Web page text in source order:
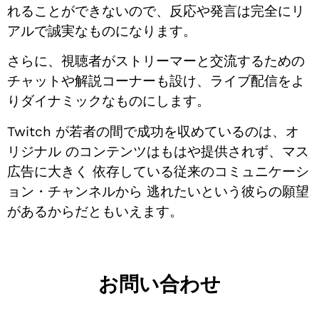
れることができないので、反応や発言は完全にリ
アルで誠実なものになります。
さらに、視聴者がストリーマーと交流するための
チャットや解説コーナーも設け、ライブ配信をよ
りダイナミックなものにします。
Twitch が若者の間で成功を収めているのは、オ
リジナル のコンテンツはもはや提供されず、マス
広告に大きく 依存している従来のコミュニケーシ
ョン・チャンネルから 逃れたいという彼らの願望
があるからだともいえます。
お問い合わせ